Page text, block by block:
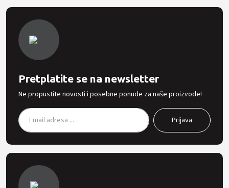
Pretplatite se na newsletter
Ne propustite novosti i posebne ponude za naše proizvode!